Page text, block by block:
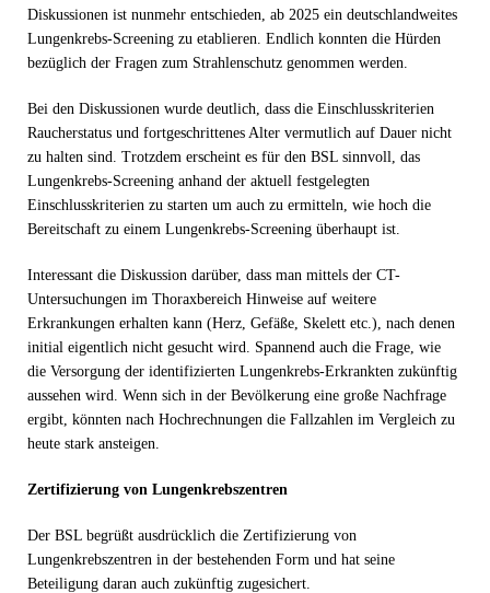
Diskussionen ist nunmehr entschieden, ab 2025 ein deutschlandweites
Lungenkrebs-Screening zu etablieren. Endlich konnten die Hürden
bezüglich der Fragen zum Strahlenschutz genommen werden.
Bei den Diskussionen wurde deutlich, dass die Einschlusskriterien
Raucherstatus und fortgeschrittenes Alter vermutlich auf Dauer nicht
zu halten sind. Trotzdem erscheint es für den BSL sinnvoll, das
Lungenkrebs-Screening anhand der aktuell festgelegten
Einschlusskriterien zu starten um auch zu ermitteln, wie hoch die
Bereitschaft zu einem Lungenkrebs-Screening überhaupt ist.
Interessant die Diskussion darüber, dass man mittels der CT-
Untersuchungen im Thoraxbereich Hinweise auf weitere
Erkrankungen erhalten kann (Herz, Gefäße, Skelett etc.), nach denen
initial eigentlich nicht gesucht wird. Spannend auch die Frage, wie
die Versorgung der identifizierten Lungenkrebs-Erkrankten zukünftig
aussehen wird. Wenn sich in der Bevölkerung eine große Nachfrage
ergibt, könnten nach Hochrechnungen die Fallzahlen im Vergleich zu
heute stark ansteigen.
Zertifizierung von Lungenkrebszentren
Der BSL begrüßt ausdrücklich die Zertifizierung von
Lungenkrebszentren in der bestehenden Form und hat seine
Beteiligung daran auch zukünftig zugesichert.